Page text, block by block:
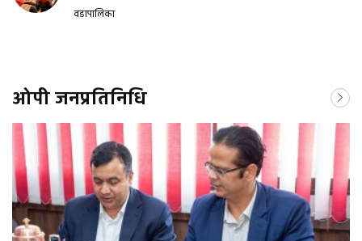
वडापालिका
ओपी जनप्रतिनिधि